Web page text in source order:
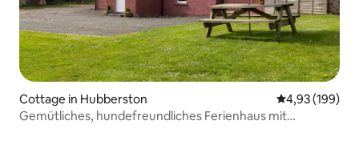
Cottage in Hubberston
4,93 (199)
Gemütliches, hundefreundliches Ferienhaus mit